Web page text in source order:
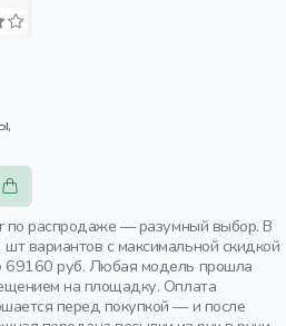
по распродаже — разумный выбор. В
вариантов с максимальной скидкой
руб. Любая модель прошла
на площадку. Оплата
перед покупкой — и после